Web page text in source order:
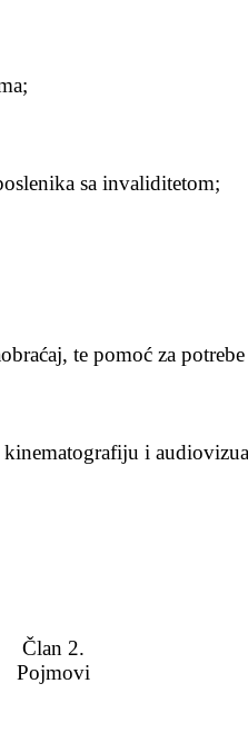
sa invaliditetom;
te pomoć za
i
Član 2.
Pojmovi